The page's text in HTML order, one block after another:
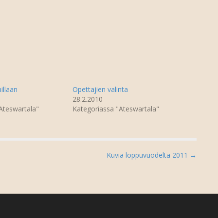
Opettajien valinta
28.2.2010
Kategoriassa "Ateswartala"
Kuvia loppuvuodelta 2011 →